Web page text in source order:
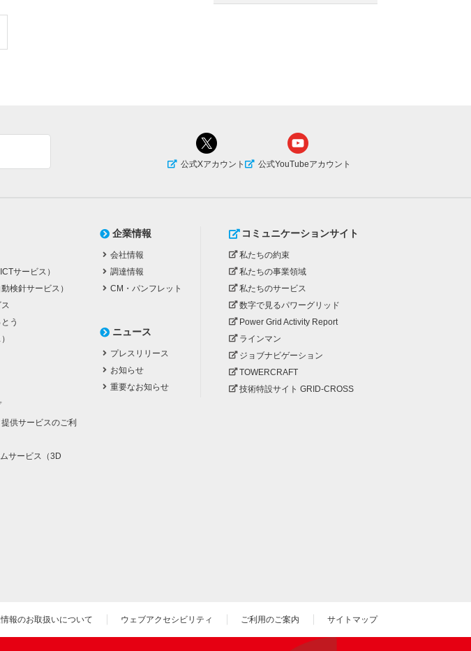
公式Xアカウント 公式YouTubeアカウント
サービス）
検針サービス）
う
供サービスのご利
サービス（3D
企業情報
会社情報
調達情報
CM・パンフレット
ニュース
プレスリリース
お知らせ
重要なお知らせ
コミュニケーションサイト
私たちの約束
私たちの事業領域
私たちのサービス
数字で見るパワーグリッド
Power Grid Activity Report
ラインマン
ジョブナビゲーション
TOWERCRAFT
技術特設サイト GRID-CROSS
報のお取扱いについて ウェブアクセシビリティ ご利用のご案内 サイトマップ